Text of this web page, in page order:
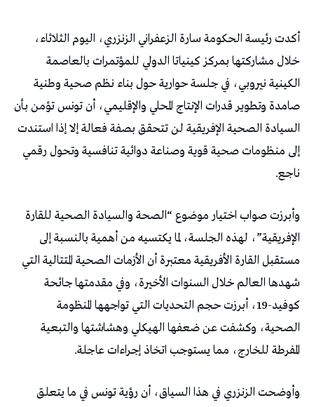
أكدت رئيسة الحكومة سارة الزعفراني الزنزري، اليوم الثلاثاء،
خلال مشاركتها بمركز كينياتا الدولي للمؤتمرات بالعاصمة
الكينية نيروبي، في جلسة حوارية حول بناء نظم صحية وطنية
صامدة وتطوير قدرات الإنتاج المحلي والإقليمي، أن تونس تؤمن بأن
السيادة الصحية الإفريقية لن تتحقق بصفة فعالة إلا إذا استندت
إلى منظومات صحية قوية وصناعة دوائية تنافسية وتحول رقمي
ناجع.
وأبرزت صواب اختيار موضوع “الصحة والسيادة الصحية للقارة
الإفريقية”، لهذه الجلسة، لما يكتسيه من أهمية بالنسبة إلى
مستقبل القارة الأفريقية معتبرة أن الأزمات الصحية المتتالية التي
شهدها العالم خلال السنوات الأخيرة، وفي مقدمتها جائحة
كوفيد-19، أبرزت حجم التحديات التي تواجهها المنظومة
الصحية، وكشفت عن ضعفها الهيكلي وهشاشتها والتبعية
المفرطة للخارج، مما يستوجب اتخاذ إجراءات عاجلة.
وأوضحت الزنزري في هذا السياق، أن رؤية تونس في ما يتعلق